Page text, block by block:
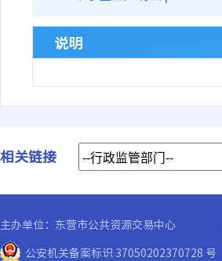
说明
相关链接
主办单位：东营市公共资源交易中心
公安机关备案标识 37050202370728 号